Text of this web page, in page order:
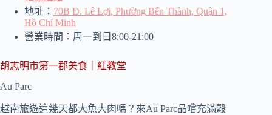
地址： 70B Đ. Lê Lợi, Phường Bến Thành, Quận 1,
Hồ Chí Minh
營業時間：周一到日8:00-21:00
胡志明市第一郡美食｜紅教堂
Au Parc
越南旅遊這幾天都大魚大肉嗎？來Au Parc品嚐充滿穀